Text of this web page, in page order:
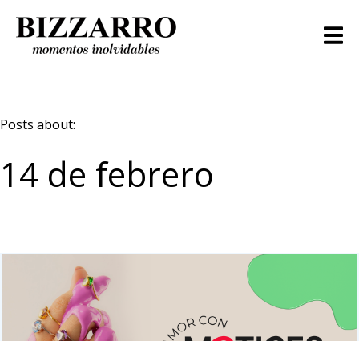
Posts about:
14 de febrero